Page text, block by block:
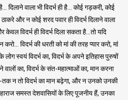
दिलाने वाला भी विदर्भ ही है… कोई गड़करी, कोई
और न कोई शरद पवार ही विदर्भ दिलाने वाला
विदर्भ ही विदर्भ दिला सकता है…तो यदि
करो… विदर्भ की धरती को मां की तरह प्यार करो, मां
स्वयं विदर्भ का, विदर्भ के अपने इतिहास पुरुषों
वालों का, विदर्भ के संत-महात्माओं का, मान करना
न तो विदर्भ का मान बढ़ेगा, और न उनको उनकी
समस्त देशवासियों के लिए पूजनीय हैं, उनका